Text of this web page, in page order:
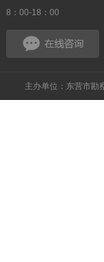
8：00-18：00
主办单位：东营市勘